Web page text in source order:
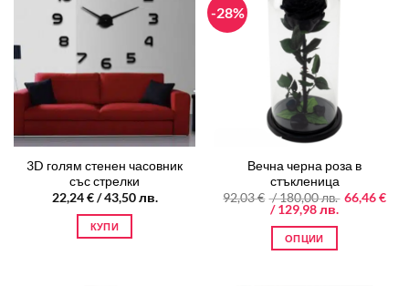
3D голям стенен часовник
със стрелки
22,24€/ 43,50 лв.
КУПИ
-28%
Вечна черна роза в
стъкленица
92,03€ / 180,00 лв. Original
price
66,46€
/ 129,98 лв. Текущата
ОПЦИИ